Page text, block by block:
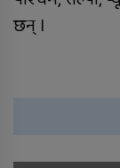
छन् ।